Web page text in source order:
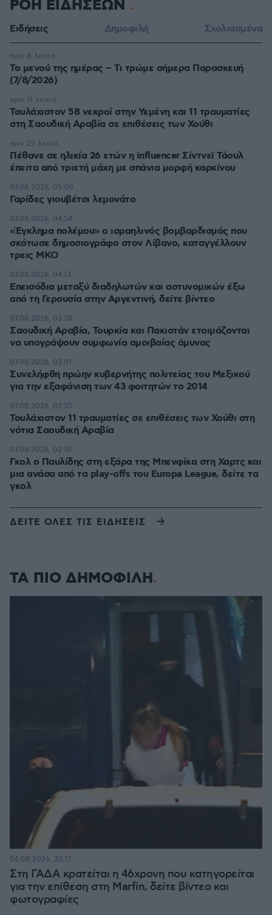
ΡΟΗ ΕΙΔΗΣΕΩΝ
Ειδήσεις Δημοφιλή Σχολιασμένα
Το μενού της ημέρας – Τι τρώμε σήμερα Παρασκευή
(7/8/2026)
πριν 8 λεπτά
Τουλάχιστον 58 νεκροί στην Υεμένη και 11 τραυματίες
στη Σαουδική Αραβία σε επιθέσεις των Χούθι
πριν 11 λεπτά
Πέθανε σε ηλικία 26 ετών η influencer Σίντνεϊ Τάουλ
έπειτα από τριετή μάχη με σπάνια μορφή καρκίνου
πριν 25 λεπτά
Γαρίδες γιουβέτσι λεμονάτο
07.08.2026, 05:00
«Έγκλημα πολέμου» ο ισραηλινός βομβαρδισμός που
σκότωσε δημοσιογράφο στον Λίβανο, καταγγέλλουν
τρεις ΜΚΟ
07.08.2026, 04:54
Επεισόδια μεταξύ διαδηλωτών και αστυνομικών έξω
από τη Γερουσία στην Αργεντινή, δείτε βίντεο
07.08.2026, 04:13
Σαουδική Αραβία, Τουρκία και Πακιστάν ετοιμάζονται
να υπογράψουν συμφωνία αμοιβαίας άμυνας
07.08.2026, 03:38
Συνελήφθη πρώην κυβερνήτης πολιτείας του Μεξικού
για την εξαφάνιση των 43 φοιτητών το 2014
07.08.2026, 03:01
Τουλάχιστον 11 τραυματίες σε επιθέσεις των Χούθι στη
νότια Σαουδική Αραβία
07.08.2026, 02:35
Γκολ ο Παυλίδης στη εξάρα της Μπενφίκα στη Χαρτς και
μια ανάσα από τα play-offs του Europa League, δείτε τα
γκολ
07.08.2026, 02:10
ΔΕΙΤΕ ΟΛΕΣ ΤΙΣ ΕΙΔΗΣΕΙΣ
ΤΑ ΠΙΟ ΔΗΜΟΦΙΛΗ
Στη ΓΑΔΑ κρατείται η 46χρονη που κατηγορείται
για την επίθεση στη Marfin, δείτε βίντεο και
φωτογραφίες
06.08.2026, 23:17